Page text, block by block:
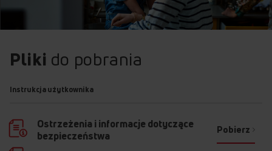
QuickStart
Szklany front
ChildLock
+
Combigrill
Pliki do pobrania
Instrukcja użytkownika
Ostrzeżenia i informacje dotyczące
bezpieczeństwa
Pobierz